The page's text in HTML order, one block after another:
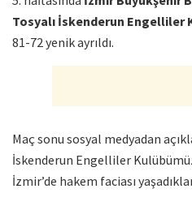
Tosyalı İskenderun Engelliler
81-72 yenik ayrıldı.
Maç sonu sosyal medyadan
İskenderun Engelliler
İzmir’de hakem faciası